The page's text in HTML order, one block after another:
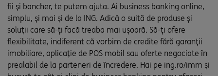
fii și bancher, te putem ajuta. Ai business banking online,
simplu, și mai și de la ING. Adică o suită de produse și
soluții care să-ți facă treaba mai ușoară. Să-ți ofere
flexibilitate, indiferent că vorbim de credite fără garanții
imobiliare, aplicație de POS mobil sau oferte negociate în
prealabil de la parteneri de încredere. Hai pe ing.ro/imm și